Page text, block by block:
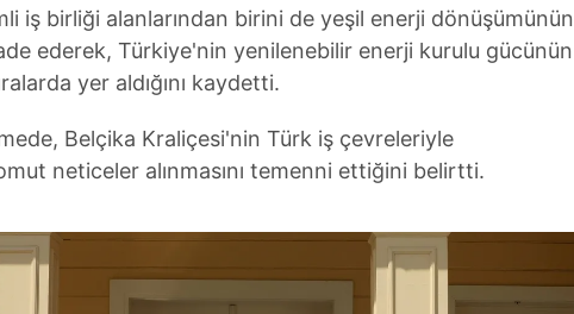
iş birliği alanlarından birini de yeşil enerji dönüşümünün
ederek, Türkiye'nin yenilenebilir enerji kurulu gücünün
yer aldığını kaydetti.
Belçika Kraliçesi'nin Türk iş çevreleriyle
neticeler alınmasını temenni ettiğini belirtti.